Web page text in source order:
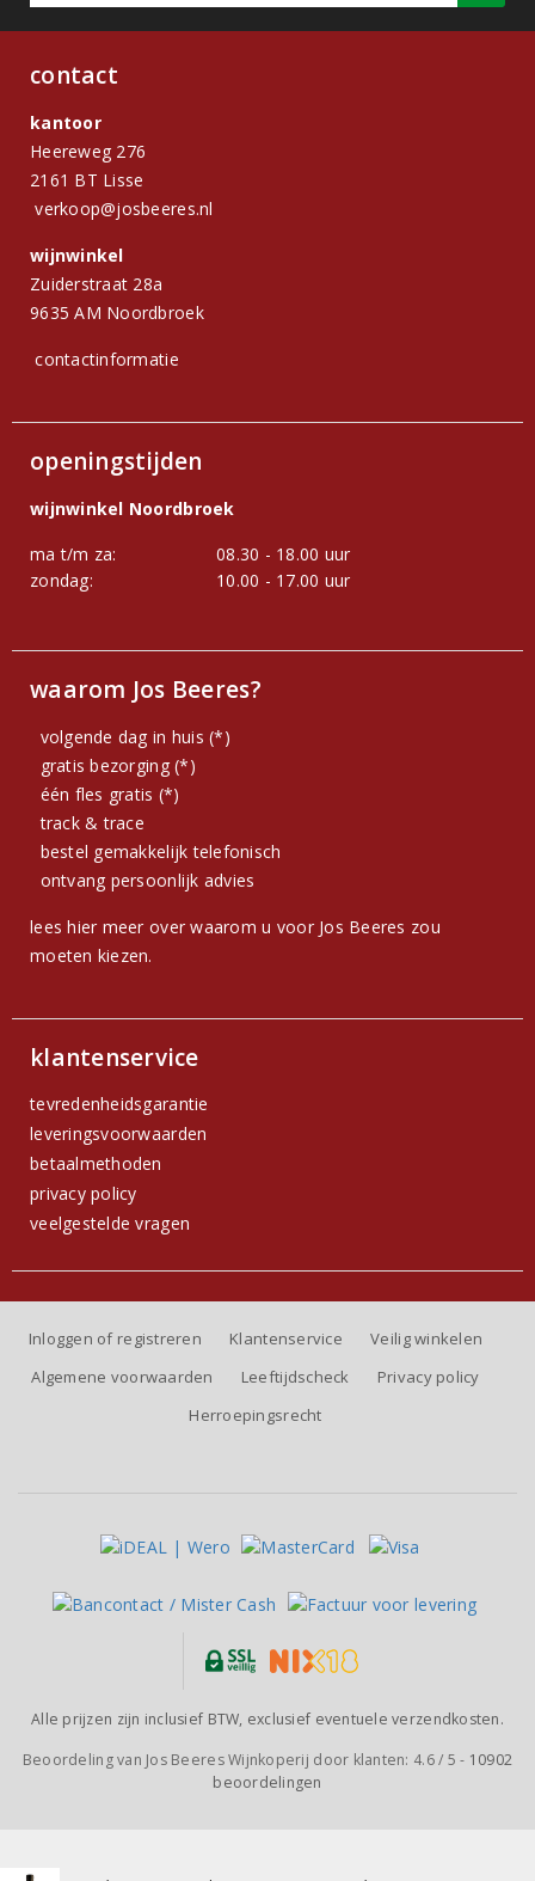
contact
kantoor
Heereweg 276
2161 BT Lisse
verkoop@josbeeres.nl
wijnwinkel
Zuiderstraat 28a
9635 AM Noordbroek
contactinformatie
openingstijden
wijnwinkel Noordbroek
ma t/m za:
08.30 - 18.00 uur
zondag:
10.00 - 17.00 uur
waarom Jos Beeres?
volgende dag in huis (*)
gratis bezorging (*)
één fles gratis (*)
track & trace
bestel gemakkelijk telefonisch
ontvang persoonlijk advies
lees hier meer over waarom u voor Jos Beeres zou
moeten kiezen.
klantenservice
tevredenheidsgarantie
leveringsvoorwaarden
betaalmethoden
privacy policy
veelgestelde vragen
Inloggen of registreren Klantenservice
Veilig winkelen
Algemene voorwaarden
Leeftijdscheck
Privacy policy
Herroepingsrecht
Alle prijzen zijn inclusief BTW, exclusief eventuele verzendkosten.
Beoordeling van Jos Beeres Wijnkoperij door klanten: 4.6/ 5 - 10902
beoordelingen